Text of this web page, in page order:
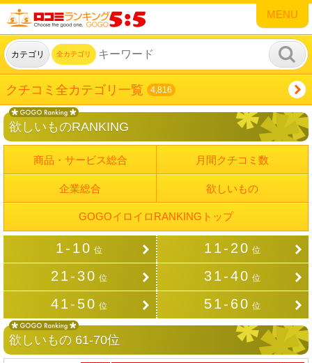
MENU
カテゴリ 全カテゴリ
クチコミ全カテゴリ一覧 4,816
欲しいものRANKING
商品・サービス総合 月間クチコミ数
企業総合 欲しいもの
GOGOイロイロRANKINGトップ
1-10 位 11-20 位
21-30 位 31-40 位
41-50 位 51-60 位
欲しいもの 61-70位